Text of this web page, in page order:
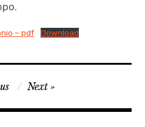
– pdf Download
Next